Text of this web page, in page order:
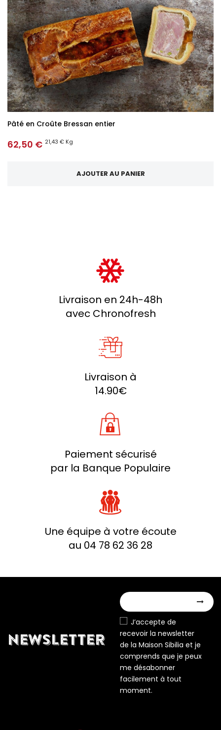
Pâté en Croûte Bressan entier
62,50 € 21,43 € Kg
AJOUTER AU PANIER
Livraison en 24h-48h
avec Chronofresh
Livraison à
14.90€
Paiement sécurisé
par la Banque Populaire
Une équipe à votre écoute
au 04 78 62 36 28
NEWSLETTER
J’accepte de
recevoir la newsletter
de la Maison Sibilia et je
comprends que je peux
me désabonner
facilement à tout
moment.